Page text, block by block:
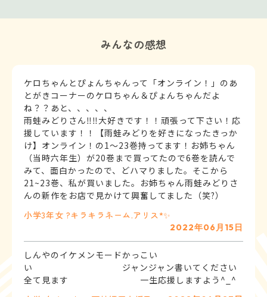
みんなの感想
ケロちゃんとぴょんちゃんって「オンライン！」のあ
とがきコーナーのケロちゃん＆ぴょんちゃんだよ
ね？？あと、、、、、
雨蛙みどりさん‼️‼️大好きです！！頑張って下さい！応
援しています！！【雨蛙みどりを好きになったきっか
け】オンライン！の1〜23巻持ってます！お姉ちゃん
（当時六年生）が20巻まで買ってたので6巻を読んで
みて、面白かったので、どハマりました。そこから
21~23巻、私が買いました。お姉ちゃん雨蛙みどりさ
んの新作をお店で見かけて興奮してました（笑?）
小学3年女 ?キラキラネーム.アリス*✨
2022年06月15日
しんやのイケメンモードかっこい
い ジャンジャン書いてください
全て見ます 一生応援しますよう^_^